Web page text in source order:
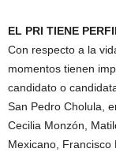
EL PRI TIENE
Con respecto a la
momentos tienen
candidato o
San Pedro Cholula,
Cecilia Monzón,
Mexicano, Francisco